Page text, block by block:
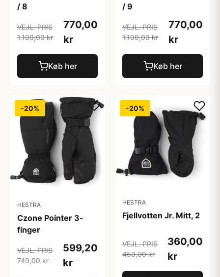
/ 8
VEJL. PRIS
1.100,00 kr
770,00
kr
Køb her
/ 9
VEJL. PRIS
1.100,00 kr
770,00
kr
Køb her
-20%
HESTRA
Czone Pointer 3-
finger
VEJL. PRIS
749,00 kr
599,20
kr
-20%
HESTRA
Fjellvotten Jr. Mitt, 2
VEJL. PRIS
450,00 kr
360,00
kr